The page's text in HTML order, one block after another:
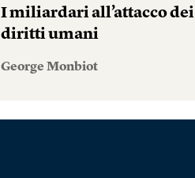
I miliardari all’attacco dei
diritti umani
George Monbiot